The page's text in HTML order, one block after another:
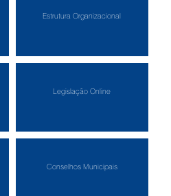
Estrutura Organizacional
Legislação Online
Conselhos Municipais